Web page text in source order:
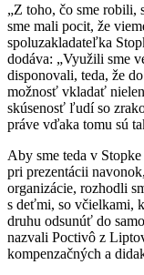
„Z toho, čo sme robili,
sme mali pocit, že
spoluzakladateľka
dodáva: „Využili sme
disponovali, teda, že
možnosť vkladať
skúsenosť ľudí so
práve vďaka tomu sú
Aby sme teda v
pri prezentácii
organizácie, rozhodli
s deťmi, so včielkami,
druhu odsunúť do
nazvali Poctivô z
kompenzačných a